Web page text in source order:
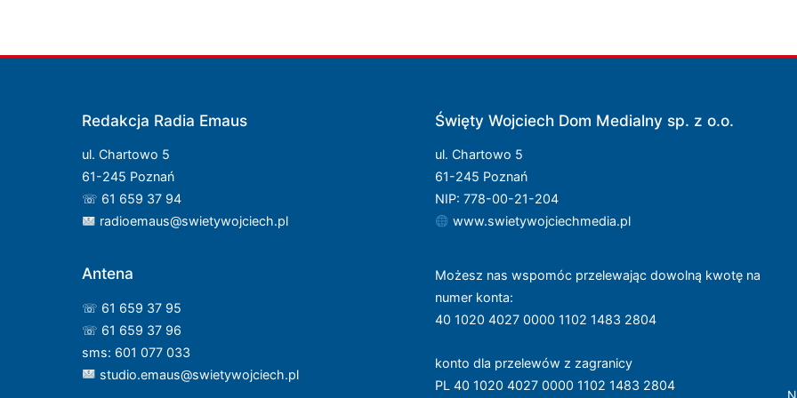
Redakcja Radia Emaus
ul. Chartowo 5
61-245 Poznań
☏ 61 659 37 94
radioemaus@swietywojciech.pl
Antena
☏ 61 659 37 95
☏ 61 659 37 96
sms: 601 077 033
studio.emaus@swietywojciech.pl
Święty Wojciech Dom Medialny sp. z o.o.
ul. Chartowo 5
61-245 Poznań
NIP: 778-00-21-204
www.swietywojciechmedia.pl
Możesz nas wspomóc przelewając dowolną kwotę na
numer konta:
40 1020 4027 0000 1102 1483 2804
konto dla przelewów z zagranicy
PL 40 1020 4027 0000 1102 1483 2804